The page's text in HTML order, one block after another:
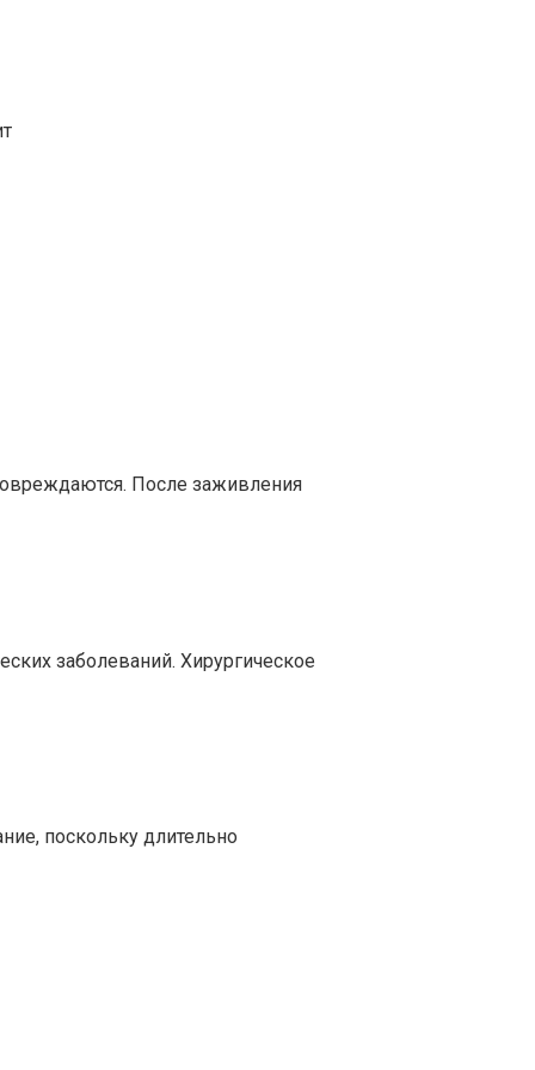
После заживления
заболеваний. Хирургическое
поскольку длительно